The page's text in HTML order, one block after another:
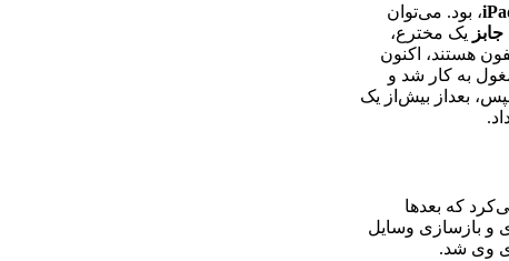
، بود. می‌توان
یک مخترع،
هستند، اکنون
به کار شد و
بعد‌از بیش‌از یک
که بعدها
و بازسازی وسایل
وی ‌شد.